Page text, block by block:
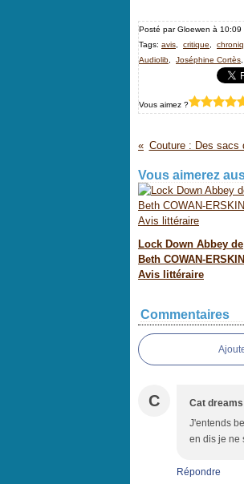
Posté par Gloewen à 10:09
Tags: avis critique
Audiolib
Joséphine Cortès
Vous aimez ?
Couture : Des sacs
Vous aimerez
Lock Down Abbey de
Beth COWAN-
Avis littéraire
Commentaires
C Cat dreams
J'entends
en dis je ne
Répondre